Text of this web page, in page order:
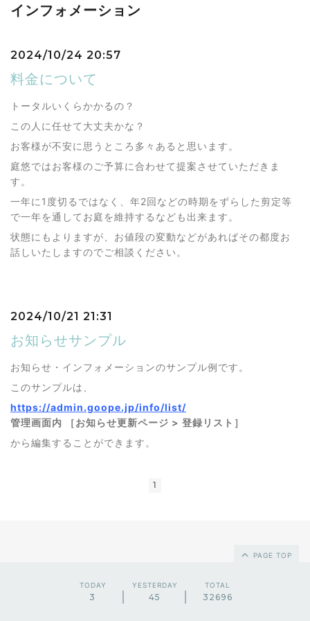
インフォメーション
2024/10/24 20:57
料金について
トータルいくらかかるの？
この人に任せて大丈夫かな？
お客様が不安に思うところ多々あると思います。
庭悠ではお客様のご予算に合わせて提案させていただきま
す。
一年に1度切るではなく、年2回などの時期をずらした剪定等
で一年を通してお庭を維持するなども出来ます。
状態にもよりますが、お値段の変動などがあればその都度お
話しいたしますのでご相談ください。
2024/10/21 21:31
お知らせサンプル
お知らせ・インフォメーションのサンプル例です。
このサンプルは、
https://admin.goope.jp/info/list/
管理画面内 ［お知らせ更新ページ > 登録リスト］
から編集することができます。
1
PAGE TOP
TODAY
3
YESTERDAY
45
TOTAL
32696